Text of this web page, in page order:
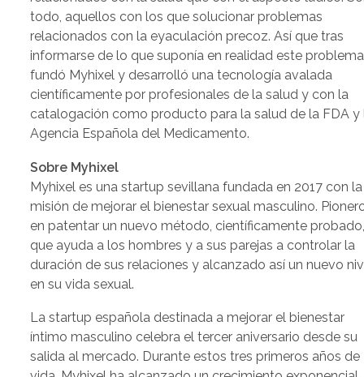
todo, aquellos con los que solucionar problemas
relacionados con la eyaculación precoz. Así que tras
informarse de lo que suponía en realidad este
fundó Myhixel y desarrolló una tecnología avalada
científicamente por profesionales de la salud y con la
catalogación como producto para la salud de la FDA y
Agencia Española del Medicamento.
Sobre Myhixel
Myhixel es una startup sevillana fundada en 2017 con la
misión de mejorar el bienestar sexual masculino.
en patentar un nuevo método, científicamente
que ayuda a los hombres y a sus parejas a controlar la
duración de sus relaciones y alcanzado así un nuevo
en su vida sexual.
La startup española destinada a mejorar el bienestar
íntimo masculino celebra el tercer aniversario desde su
salida al mercado. Durante estos tres primeros años de